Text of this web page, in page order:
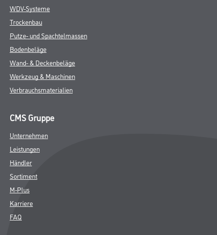
WDV-Systeme
Trockenbau
Putze- und Spachtelmassen
Bodenbeläge
Wand- & Deckenbeläge
Werkzeug & Maschinen
Verbrauchsmaterialien
CMS Gruppe
Unternehmen
Leistungen
Händler
Sortiment
M-Plus
Karriere
FAQ